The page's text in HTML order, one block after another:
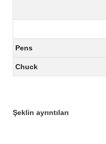
Pens
Chuck
Şeklin ayrıntıları